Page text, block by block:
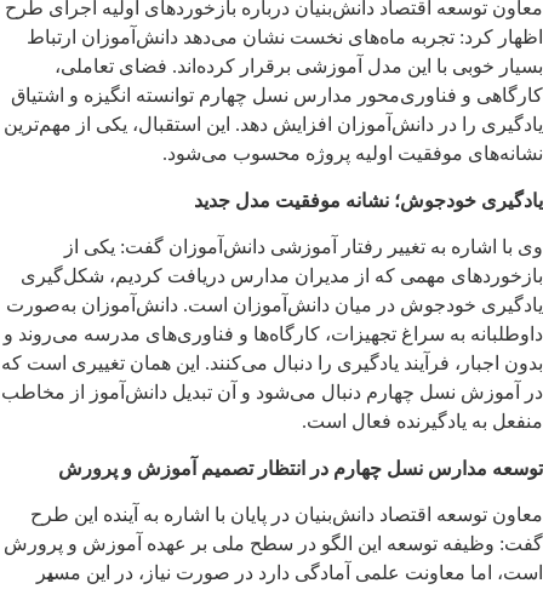
معاون توسعه اقتصاد دانش‌بنیان درباره بازخوردهای اولیه اجرای طرح
اظهار کرد: تجربه ماه‌های نخست نشان می‌دهد دانش‌آموزان ارتباط
بسیار خوبی با این مدل آموزشی برقرار کرده‌اند. فضای تعاملی،
کارگاهی و فناوری‌محور مدارس نسل چهارم توانسته انگیزه و اشتیاق
یادگیری را در دانش‌آموزان افزایش دهد. این استقبال، یکی از مهم‌ترین
نشانه‌های موفقیت اولیه پروژه محسوب می‌شود.
یادگیری خودجوش؛ نشانه موفقیت مدل جدید
وی با اشاره به تغییر رفتار آموزشی دانش‌آموزان گفت: یکی از
بازخوردهای مهمی که از مدیران مدارس دریافت کردیم، شکل‌گیری
یادگیری خودجوش در میان دانش‌آموزان است. دانش‌آموزان به‌صورت
داوطلبانه به سراغ تجهیزات، کارگاه‌ها و فناوری‌های مدرسه می‌روند و
بدون اجبار، فرآیند یادگیری را دنبال می‌کنند. این همان تغییری است که
در آموزش نسل چهارم دنبال می‌شود و آن تبدیل دانش‌آموز از مخاطب
منفعل به یادگیرنده فعال است.
توسعه مدارس نسل چهارم در انتظار تصمیم آموزش و پرورش
معاون توسعه اقتصاد دانش‌بنیان در پایان با اشاره به آینده این طرح
گفت: وظیفه توسعه این الگو در سطح ملی بر عهده آموزش و پرورش
است، اما معاونت علمی آمادگی دارد در صورت نیاز، در این مسیر